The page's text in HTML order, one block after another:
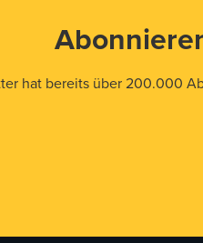
hat bereits über 200.000